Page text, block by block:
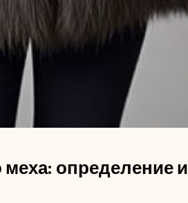
меха: определение и